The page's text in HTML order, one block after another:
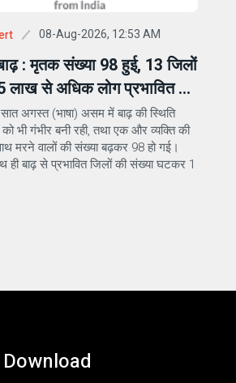
08-Aug-2026, 12:53 AM
: मृतक संख्या 98 हुई, 13 जिलों
लाख से अधिक लोग प्रभावित ...
सात अगस्त (भाषा) असम में बाढ़ की स्थिति
भी गंभीर बनी रही, तथा एक और व्यक्ति की
मरने वालों की संख्या बढ़कर 98 हो गई।
ही बाढ़ से प्रभावित जिलों की संख्या घटकर 1